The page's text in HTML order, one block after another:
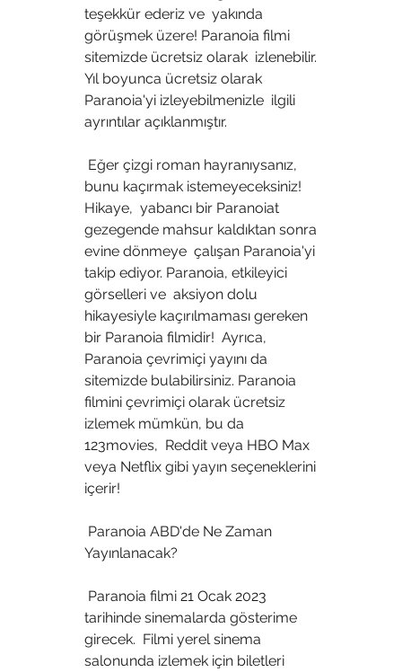
teşekkür ederiz ve  yakında
görüşmek üzere! Paranoia filmi
sitemizde ücretsiz olarak  izlenebilir.
Yıl boyunca ücretsiz olarak
Paranoia'yi izleyebilmenizle  ilgili
ayrıntılar açıklanmıştır.
bunu kaçırmak istemeyeceksiniz!
Hikaye,  yabancı bir Paranoiat
gezegende mahsur kaldıktan sonra
evine dönmeye  çalışan Paranoia'yi
takip ediyor. Paranoia, etkileyici
görselleri ve  aksiyon dolu
hikayesiyle kaçırılmaması gereken
bir Paranoia filmidir!  Ayrıca,
Paranoia çevrimiçi yayını da
sitemizde bulabilirsiniz. Paranoia
filmini çevrimiçi olarak ücretsiz
izlemek mümkün, bu da
123movies,  Reddit veya HBO Max
veya Netflix gibi yayın seçeneklerini
içerir!
Yayınlanacak?
tarihinde sinemalarda gösterime
girecek.  Filmi yerel sinema
salonunda izlemek için biletleri